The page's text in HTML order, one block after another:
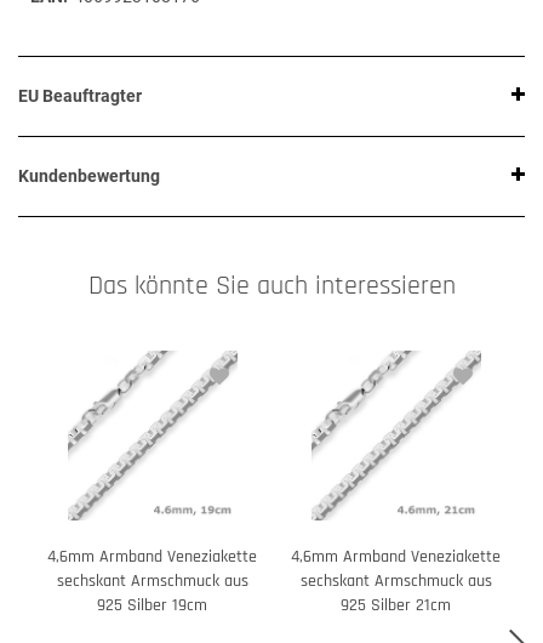
EU Beauftragter
Kundenbewertung
Das könnte Sie auch interessieren
4,6mm Armband Veneziakette
sechskant Armschmuck aus
925 Silber 19cm
4,6mm Armband Veneziakette
sechskant Armschmuck aus
925 Silber 21cm